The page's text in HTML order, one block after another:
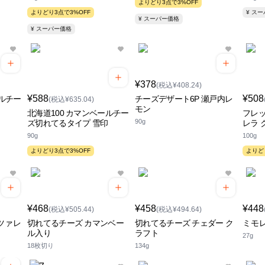
よりどり3点で3%OFF
¥ スーパー価格
よりどり3点で3%OFF
¥ スーパー価格
¥ ス
チー ¥588(税込¥635.04)
北海道100 カマンベールチー
ズ切れてるタイプ 雪印
90g
よりどり3点で3%OFF
¥378(税込¥408.24)
チーズデザート6P 瀬戸内レ
モン
90g
¥508
フレ
レラ
100g
より
ァレ
¥468(税込¥505.44)
切れてるチーズ カマンベー
ル入り
18枚切り
¥458(税込¥494.64)
切れてるチーズ チェダー ク
ラフト
134g
¥448
ミモ
27g